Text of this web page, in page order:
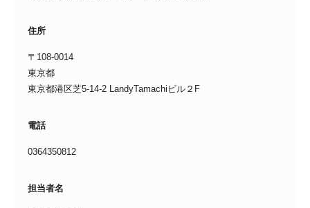
住所
〒108-0014
東京都
東京都港区芝5-14-2 LandyTamachiビル２F
電話
0364350812
担当者名